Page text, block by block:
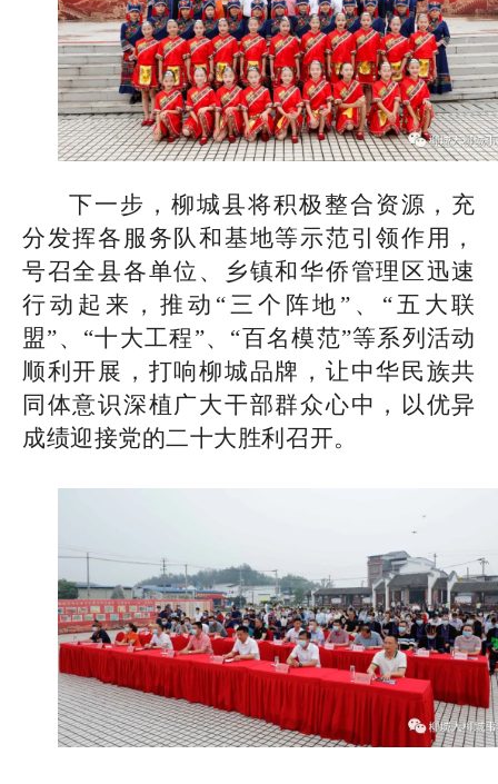
下一步，柳城县将积极整合资源，充
分发挥各服务队和基地等示范引领作用，
号召全县各单位、乡镇和华侨管理区迅速
行动起来，推动“三个阵地”、“五大联
盟”、“十大工程”、“百名模范”等系列活动
顺利开展，打响柳城品牌，让中华民族共
同体意识深植广大干部群众心中，以优异
成绩迎接党的二十大胜利召开。